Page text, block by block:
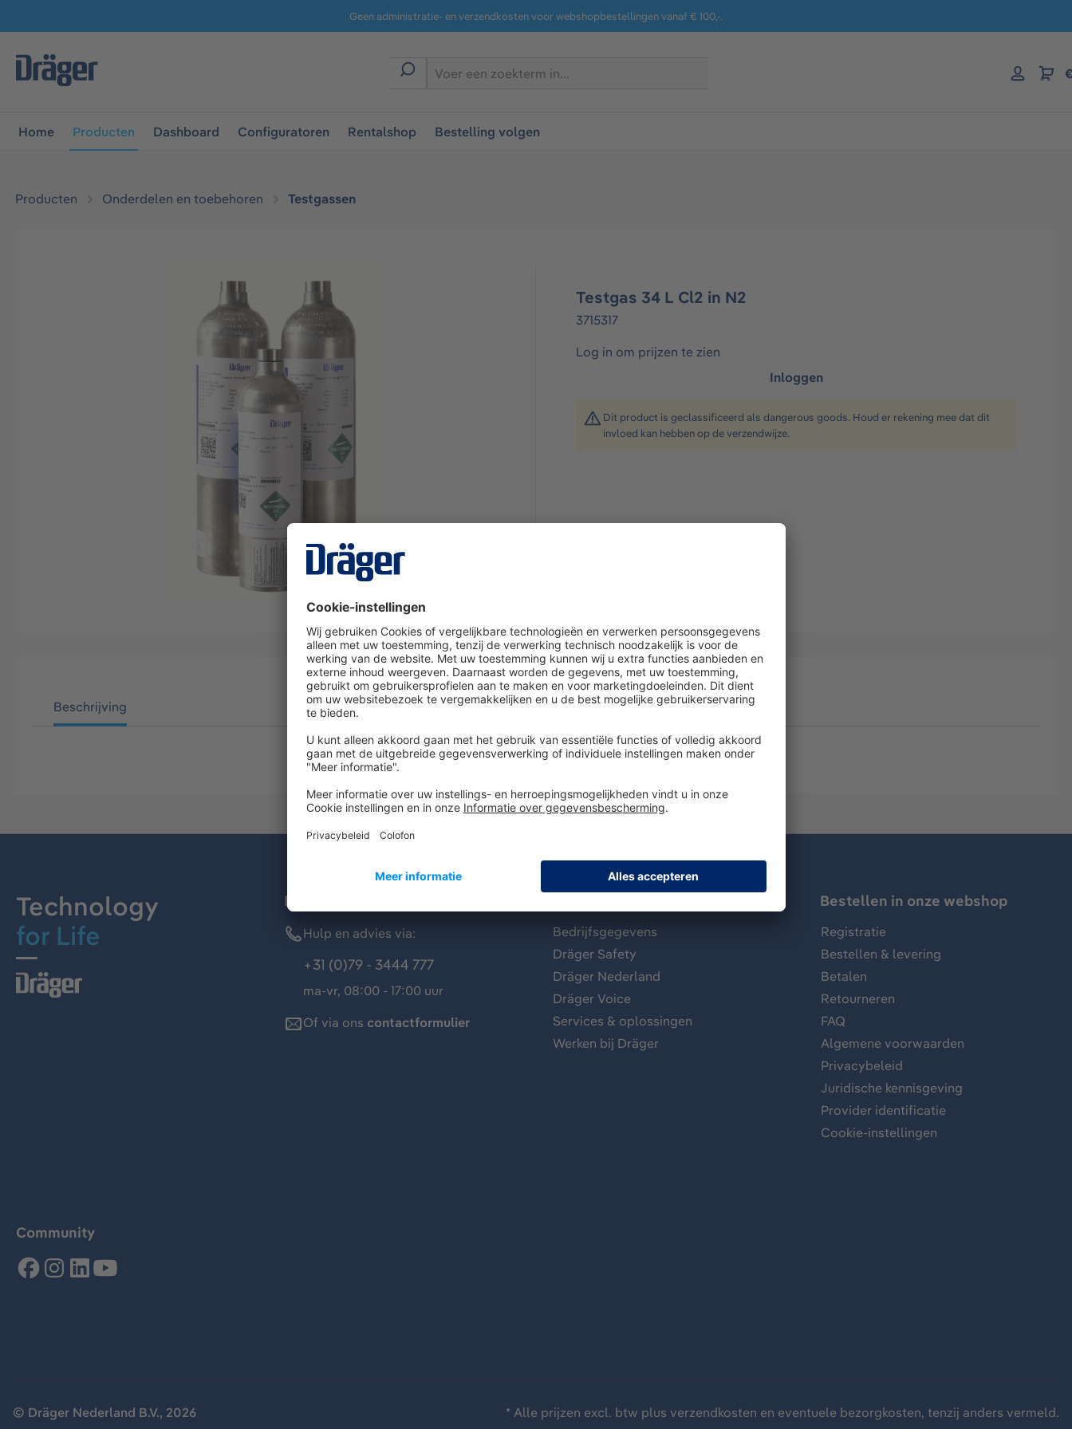
Ga naar navigatie B2B-platformGeen administratie- en verzendkosten voor webshopbestellingen vanaf € 100,-.
Home Producten Dashboard Configuratoren Rentalshop Bestelling volgen
Producten Onderdelen en toebehoren Testgassen
Testgas 34 L Cl2 in N2
3715317
Log in om prijzen te zien
Inloggen
Dit product is geclassificeerd als dangerous goods. Houd er rekening mee dat dit
invloed kan hebben op de verzendwijze.
Beschrijving
Technology
for Life
Dräger klantenservice
Hulp en advies via:
+31 (0)79 - 3444 777
ma-vr, 08:00 - 17:00 uur
Of via ons contactformulier
Bedrijfsgegevens
Dräger Safety
Dräger Nederland
Dräger Voice
Services & oplossingen
Werken bij Dräger
Bestellen in onze webshop
Registratie
Bestellen & levering
Betalen
Retourneren
FAQ
Algemene voorwaarden
Privacybeleid
Juridische kennisgeving
Provider identificatie
Cookie-instellingen
Community
© Dräger Nederland B.V., 2026 * Alle prijzen excl. btw plus verzendkosten en eventuele bezorgkosten, tenzij anders vermeld.